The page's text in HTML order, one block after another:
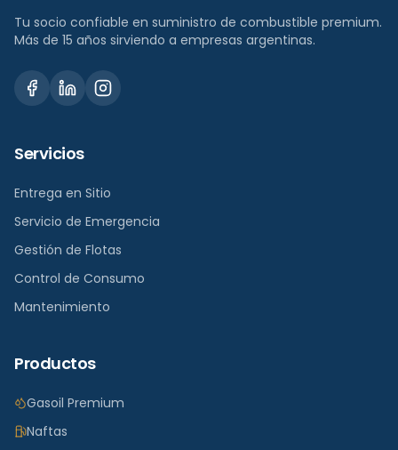
Tu socio confiable en suministro de combustible premium.
Más de 15 años sirviendo a empresas argentinas.
Servicios
Entrega en Sitio
Servicio de Emergencia
Gestión de Flotas
Control de Consumo
Mantenimiento
Productos
Gasoil Premium
Naftas